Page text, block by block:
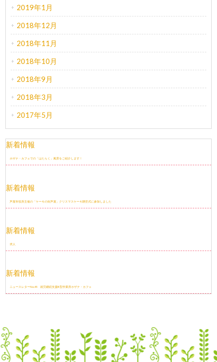
2019年1月
2018年12月
2018年11月
2018年10月
2018年9月
2018年3月
2017年5月
新着情報
ホザナ・カフェでの「はたらく」風景をご紹介します！
新着情報
芦屋市役所主催の「ケーキの街芦屋」クリスマスケーキ贈呈式に参加しました
新着情報
求人
新着情報
ニュースレターNo.45 就労継続支援B型作業所ホザナ・カフェ